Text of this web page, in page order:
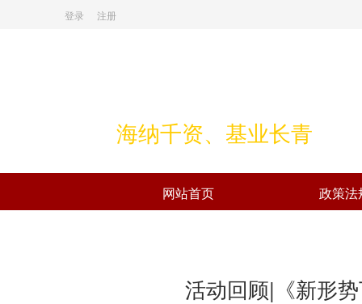
登录 注册
海纳千资、基业长青
网站首页 政策法
活动回顾|《新形